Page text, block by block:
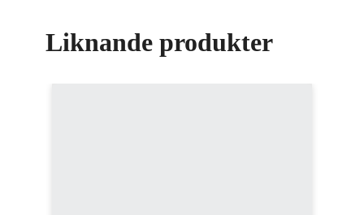
Liknande produkter